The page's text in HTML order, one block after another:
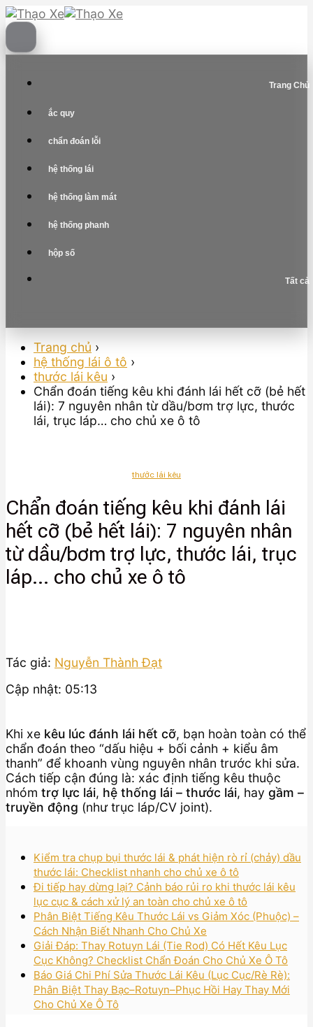
Skip
to
content
Trang Chủ
ắc quy
chẩn đoán lỗi
hệ thống lái
hệ thống làm mát
hệ thống phanh
hộp số
Tất cả
Trang chủ ›
hệ thống lái ô tô ›
thước lái kêu ›
Chẩn đoán tiếng kêu khi đánh lái hết cỡ (bẻ hết
lái): 7 nguyên nhân từ dầu/bơm trợ lực, thước
lái, trục láp… cho chủ xe ô tô
thước lái kêu
Chẩn đoán tiếng kêu khi đánh lái
hết cỡ (bẻ hết lái): 7 nguyên nhân
từ dầu/bơm trợ lực, thước lái, trục
láp… cho chủ xe ô tô
Tác giả: Nguyễn Thành Đạt
Cập nhật: 05:13
Khi xe kêu lúc đánh lái hết cỡ, bạn hoàn toàn có thể
chẩn đoán theo “dấu hiệu + bối cảnh + kiểu âm
thanh” để khoanh vùng nguyên nhân trước khi sửa.
Cách tiếp cận đúng là: xác định tiếng kêu thuộc
nhóm trợ lực lái, hệ thống lái – thước lái, hay gầm –
truyền động (như trục láp/CV joint).
Kiểm tra chụp bụi thước lái & phát hiện rò rỉ (chảy) dầu
thước lái: Checklist nhanh cho chủ xe ô tô
Đi tiếp hay dừng lại? Cảnh báo rủi ro khi thước lái kêu
lục cục & cách xử lý an toàn cho chủ xe ô tô
Phân Biệt Tiếng Kêu Thước Lái vs Giảm Xóc (Phuộc) –
Cách Nhận Biết Nhanh Cho Chủ Xe
Giải Đáp: Thay Rotuyn Lái (Tie Rod) Có Hết Kêu Lục
Cục Không? Checklist Chẩn Đoán Cho Chủ Xe Ô Tô
Báo Giá Chi Phí Sửa Thước Lái Kêu (Lục Cục/Rè Rè):
Phân Biệt Thay Bạc–Rotuyn–Phục Hồi Hay Thay Mới
Cho Chủ Xe Ô Tô